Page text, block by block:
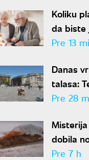
Koliku
da biste
penziju
Pre 13
Danas
talasa:
stepeni,
Pre 28
dobila
Otkriven
Pre 7 h